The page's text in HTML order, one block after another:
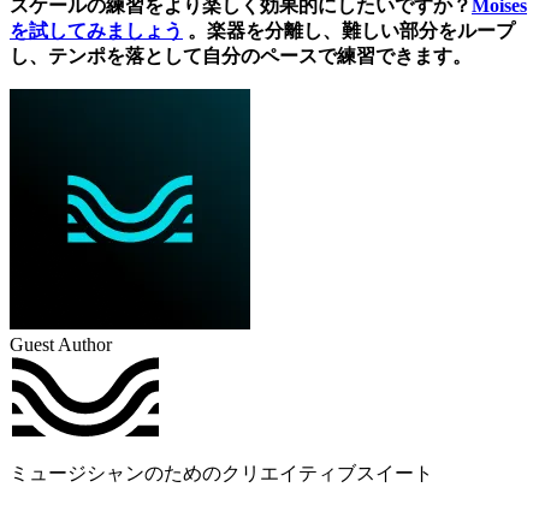
スケールの練習をより楽しく効果的にしたいですか？ Moises
を試してみましょう 。楽器を分離し、難しい部分をループ
し、テンポを落として自分のペースで練習できます。
Guest Author
ミュージシャンのためのクリエイティブスイート